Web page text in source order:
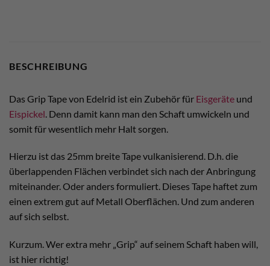
BESCHREIBUNG
Das Grip Tape von Edelrid ist ein Zubehör für Eisgeräte und
Eispickel . Denn damit kann man den Schaft umwickeln und
somit für wesentlich mehr Halt sorgen.
Hierzu ist das 25mm breite Tape vulkanisierend. D.h. die
überlappenden Flächen verbindet sich nach der Anbringung
miteinander. Oder anders formuliert. Dieses Tape haftet zum
einen extrem gut auf Metall Oberflächen. Und zum anderen
auf sich selbst.
Kurzum. Wer extra mehr „Grip“ auf seinem Schaft haben will,
ist hier richtig!